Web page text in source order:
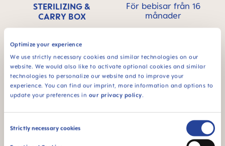
Optimize your experience
We use strictly necessary cookies and similar technologies on our
website. We would also like to activate optional cookies and similar
technologies to personalize our website and to improve your
experience. You can find our imprint, more information and options to
update your preferences in our privacy policy.
Consent
Strictly necessary cookies
STERILIZING &
CARRY BOX
en steriliserings- och
transportask – så att
du snabbt och enkelt
kan sterilisera
nappen i mikron
För bebisar från 16
månader